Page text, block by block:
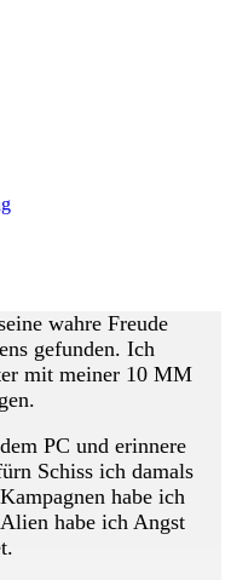
wahre Freude
gefunden. Ich
mit meiner 10 MM
PC und erinnere
Schiss ich damals
habe ich
habe ich Angst